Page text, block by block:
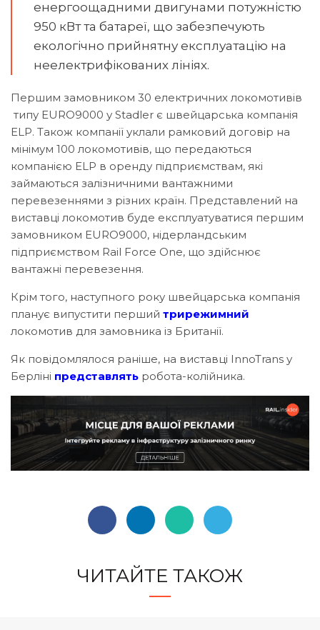
енергоощадними двигунами потужністю
950 кВт та батареї, що забезпечують
екологічно прийнятну експлуатацію на
неелектрифікованих лініях.
Першим замовником 30 електричних локомотивів
типу EURO9000 у Stadler є швейцарська компанія
ELP. Також компанії уклали рамковий договір на
мінімум 100 локомотивів, що передаються
компанією ELP в оренду підприємствам, які
займаються залізничними вантажними
перевезеннями з різних країн. Представлений на
виставці локомотив буде експлуатуватися першим
замовником EURO9000, нідерландським
підприємством Rail Force One, що здійснює
вантажні перевезення.
Крім того, наступного року швейцарська компанія
планує випустити перший трирежимний
локомотив для замовника із Британії.
Як повідомлялося раніше, на виставці InnoTrans у
Берліні представлять робота-колійника.
ЧИТАЙТЕ ТАКОЖ